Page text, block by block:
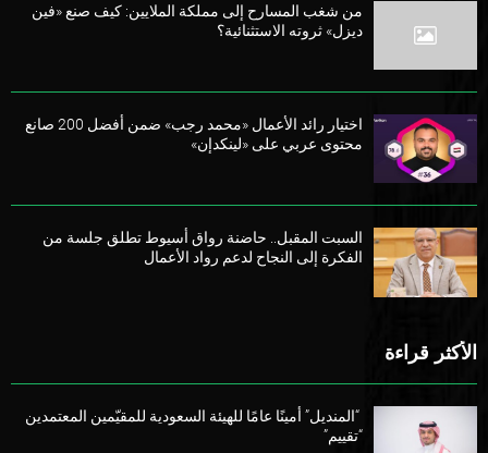
من شغب المسارح إلى مملكة الملايين: كيف صنع «فين
ديزل» ثروته الاستثنائية؟
اختيار رائد الأعمال «محمد رجب» ضمن أفضل 200 صانع
محتوى عربي على «لينكدإن»
السبت المقبل.. حاضنة رواق أسيوط تطلق جلسة من
الفكرة إلى النجاح لدعم رواد الأعمال
الأكثر قراءة
“المنديل” أمينًا عامًا للهيئة السعودية للمقيّمين المعتمدين
“تقييم”